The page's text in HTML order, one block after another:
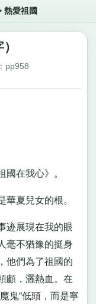
熱愛祖國
pp958
在我心》。
夏兒女的根。
展現在我的眼
毫不猶豫的挺身
他們為了祖國的
顱，灑熱血。在
鬼“低頭，而是寧